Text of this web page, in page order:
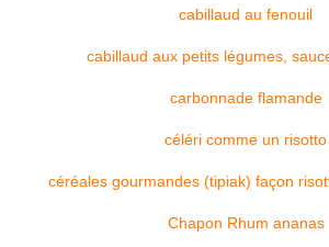
cabillaud au fenouil
cabillaud aux petits légumes,
carbonnade flamande
céléri comme un risotto
céréales gourmandes (tipiak) façon
Chapon Rhum ananas